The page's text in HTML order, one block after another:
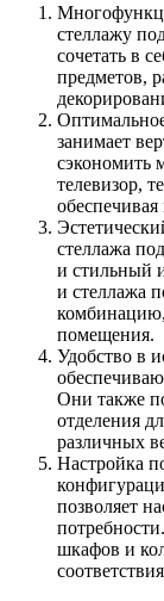
стеллажу
сочетать в
предметов,
занимает
сэкономить
телевизор,
стеллажа
и стильный
и стеллажа
помещения.
Удобство в
Они также
отделения
различных
Настройка
позволяет
шкафов и